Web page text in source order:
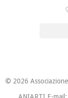
© 2026